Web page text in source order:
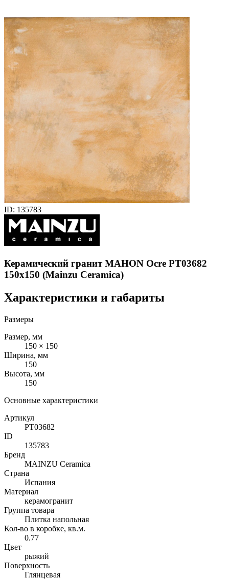
ID: 135783
Керамический гранит MAHON Ocre PT03682
150x150 (Mainzu Ceramica)
Характеристики и габариты
Размеры
Размер, мм
150 × 150
Ширина, мм
150
Высота, мм
150
Основные характеристики
Артикул
PT03682
ID
135783
Бренд
MAINZU Ceramica
Страна
Испания
Материал
керамогранит
Группа товара
Плитка напольная
Кол-во в коробке, кв.м.
0.77
Цвет
рыжий
Поверхность
Глянцевая